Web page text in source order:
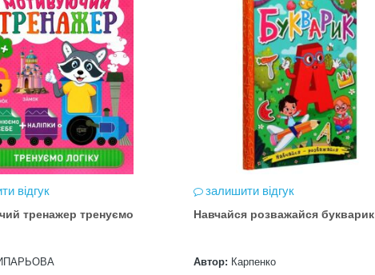
відгук
тренажер тренуємо
залишити відгук
Навчайся розважайся букварик
Автор: Карпенко